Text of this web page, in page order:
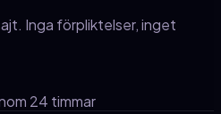
Inga förpliktelser, inget
24 timmar